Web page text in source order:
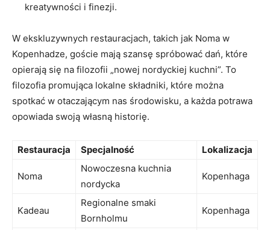
kreatywności i finezji.
W ekskluzywnych restauracjach, takich jak Noma w
Kopenhadze, goście ‍mają szansę‍ spróbować dań, ⁣które
opierają się‍ na filozofii „nowej nordyckiej kuchni”. To
filozofia promująca‍ lokalne składniki, które można
spotkać‌ w otaczającym nas środowisku, a każda potrawa
opowiada swoją własną ​historię.
Restauracja Specjalność Lokalizacja
Noma
Nowoczesna kuchnia
nordycka
Kopenhaga
Kadeau
Regionalne smaki‍
Bornholmu
Kopenhaga